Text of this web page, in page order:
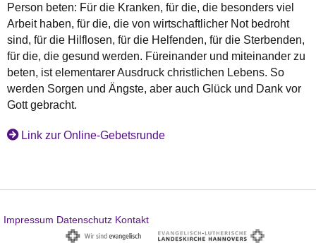
Person beten: Für die Kranken, für die, die besonders viel
Arbeit haben, für die, die von wirtschaftlicher Not bedroht
sind, für die Hilflosen, für die Helfenden, für die Sterbenden,
für die, die gesund werden. Füreinander und miteinander zu
beten, ist elementarer Ausdruck christlichen Lebens. So
werden Sorgen und Ängste, aber auch Glück und Dank vor
Gott gebracht.
Link zur Online-Gebetsrunde
Impressum Datenschutz Kontakt